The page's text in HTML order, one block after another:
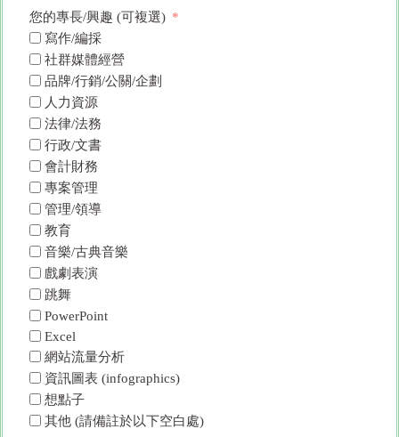
您的專長/興趣 (可複選)
寫作/編採
社群媒體經營
品牌/行銷/公關/企劃
人力資源
法律/法務
行政/文書
會計財務
專案管理
管理/領導
教育
音樂/古典音樂
戲劇表演
跳舞
PowerPoint
Excel
網站流量分析
資訊圖表 (infographics)
想點子
其他 (請備註於以下空白處)